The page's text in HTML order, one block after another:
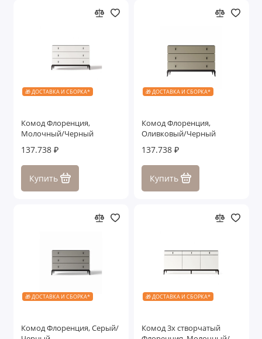
🎁 ДОСТАВКА И СБОРКА*
Комод Флоренция,
Молочный/Черный
137.738 ₽
Купить
🎁 ДОСТАВКА И СБОРКА*
Комод Флоренция,
Оливковый/Черный
137.738 ₽
Купить
🎁 ДОСТАВКА И СБОРКА*
Комод Флоренция, Серый/
🎁 ДОСТАВКА И СБОРКА*
Комод 3х створчатый